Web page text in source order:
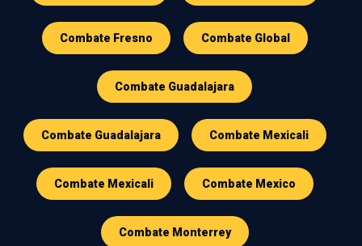
Combate Fresno Combate Global
Combate Guadalajara
Combate Guadalajara Combate Mexicali
Combate Mexicali Combate Mexico
Combate Monterrey